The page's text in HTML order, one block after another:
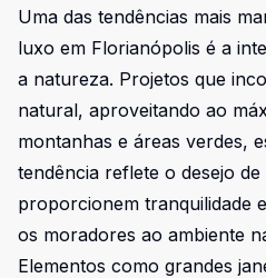
Uma das tendências mais
luxo em Florianópolis é a
a natureza. Projetos que
natural, aproveitando ao
montanhas e áreas verdes,
tendência reflete o desejo
proporcionem tranquilidade
os moradores ao ambiente
Elementos como grandes